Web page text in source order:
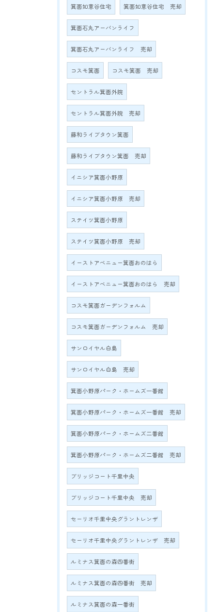
箕面如意谷住宅 箕面如意谷住宅 売却
箕面石丸アーバンライフ
箕面石丸アーバンライフ 売却
コスモ箕面 コスモ箕面 売却
セントラル箕面外院
セントラル箕面外院 売却
藤和ライブタウン箕面
藤和ライブタウン箕面 売却
イニシア箕面小野原
イニシア箕面小野原 売却
ステイツ箕面小野原
ステイツ箕面小野原 売却
イーストアベニュー箕面おのはら
イーストアベニュー箕面おのはら 売却
コスモ箕面ガーデンフォルム
コスモ箕面ガーデンフォルム 売却
サンロイヤル白島
サンロイヤル白島 売却
箕面小野原パーク・ホームズ一番館
箕面小野原パーク・ホームズ一番館 売却
箕面小野原パーク・ホームズ二番館
箕面小野原パーク・ホームズ二番館 売却
ブリッジコート千里中央
ブリッジコート千里中央 売却
セーリオ千里中央グラントレンザ
セーリオ千里中央グラントレンザ 売却
ルミナス箕面の森四番街
ルミナス箕面の森四番街 売却
ルミナス箕面の森一番街